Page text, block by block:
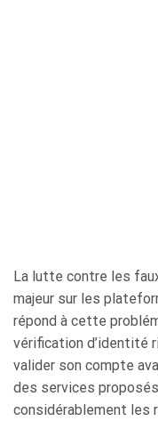
La lutte contre les
majeur sur les
répond à cette
vérification d’identité
valider son compte
des services
considérablement les